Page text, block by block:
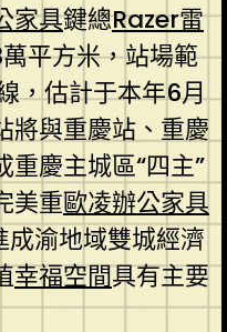
家具鍵總Razer雷
平方米，站場範
，估計于本年6月
將與重慶站、重慶
重慶主城區“四主”
美重歐凌辦公家具
成渝地域雙城經濟
幸福空間具有主要